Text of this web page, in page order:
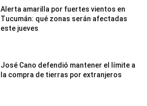
Alerta amarilla por fuertes vientos en
Tucumán: qué zonas serán afectadas
este jueves
José Cano defendió mantener el límite a
la compra de tierras por extranjeros